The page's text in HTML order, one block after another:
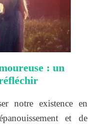
: un
notre existence en
et de